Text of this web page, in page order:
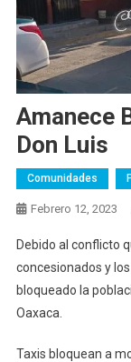
Amanece
Don Luis
Comunidades
Febrero 12, 2023
Debido al conflicto
concesionados y
bloqueado la
Oaxaca.
Taxis bloquean a